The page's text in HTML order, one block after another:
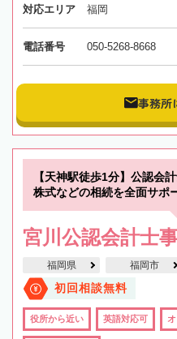
対応エリア 福岡
電話番号 050-5268-8668
事務所
【天神駅徒歩1分】公認会
株式などの相続を全面サポ
宮川公認会計士
福岡県 福岡市
初回相談無料
役所から近い 英語対応可